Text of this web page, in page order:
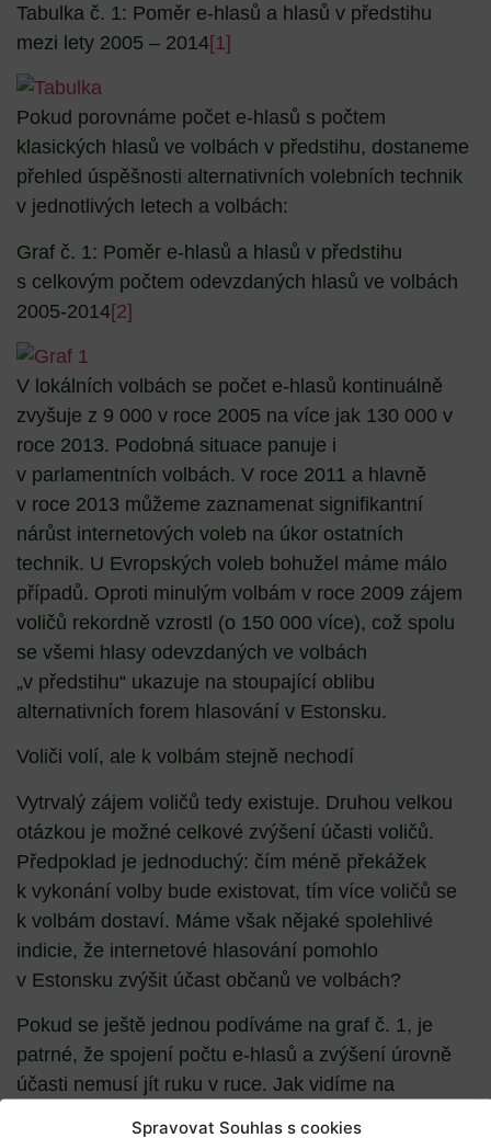
Spravovat Souhlas s cookies
Tabulka č. 1: Poměr e-hlasů a hlasů v předstihu
mezi lety 2005 – 2014[1]
Pokud porovnáme počet e-hlasů s počtem
klasických hlasů ve volbách v předstihu, dostaneme
přehled úspěšnosti alternativních volebních technik
v jednotlivých letech a volbách:
Graf č. 1: Poměr e-hlasů a hlasů v předstihu
s celkovým počtem odevzdaných hlasů ve volbách
2005-2014[2]
V lokálních volbách se počet e-hlasů kontinuálně
zvyšuje z 9 000 v roce 2005 na více jak 130 000 v
roce 2013. Podobná situace panuje i
v parlamentních volbách. V roce 2011 a hlavně
v roce 2013 můžeme zaznamenat signifikantní
nárůst internetových voleb na úkor ostatních
technik. U Evropských voleb bohužel máme málo
případů. Oproti minulým volbám v roce 2009 zájem
voličů rekordně vzrostl (o 150 000 více), což spolu
se všemi hlasy odevzdaných ve volbách
„v předstihu“ ukazuje na stoupající oblibu
alternativních forem hlasování v Estonsku.
Voliči volí, ale k volbám stejně nechodí
Vytrvalý zájem voličů tedy existuje. Druhou velkou
otázkou je možné celkové zvýšení účasti voličů.
Předpoklad je jednoduchý: čím méně překážek
k vykonání volby bude existovat, tím více voličů se
k volbám dostaví. Máme však nějaké spolehlivé
indicie, že internetové hlasování pomohlo
v Estonsku zvýšit účast občanů ve volbách?
Pokud se ještě jednou podíváme na graf č. 1, je
patrné, že spojení počtu e-hlasů a zvýšení úrovně
účasti nemusí jít ruku v ruce. Jak vidíme na